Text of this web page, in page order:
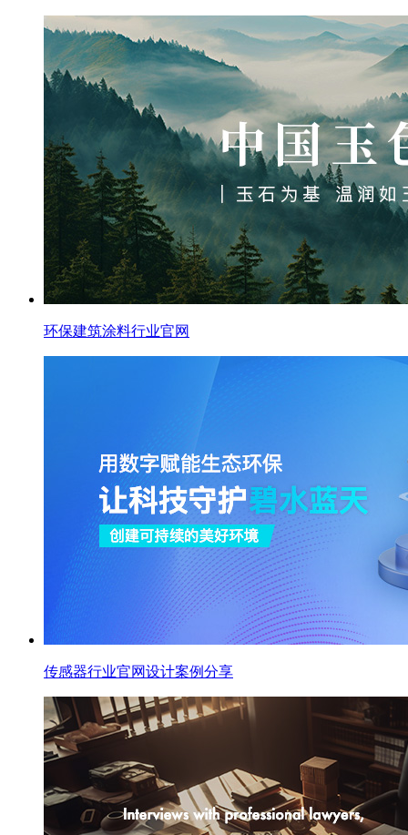
环保建筑涂料行业官网
传感器行业官网设计案例分享